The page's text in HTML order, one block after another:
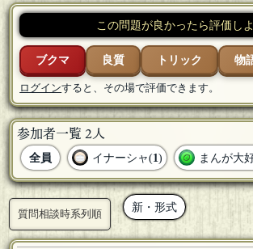
この問題が良かったら評価し
ブクマ 良質 トリック 物
ログインすると、その場で評価できます。
参加者一覧 2人
全員 イナーシャ(1) まんが大
質問相談時系列順
新・形式